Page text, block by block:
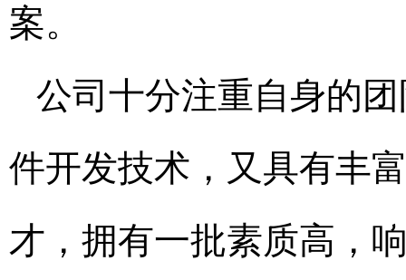
案。
公司十分注重自身的
件开发技术，又具有丰
才，拥有一批素质高，